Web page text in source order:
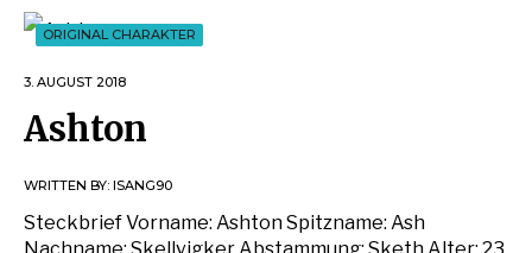
ORIGINAL CHARAKTER
3. AUGUST 2018
Ashton
WRITTEN BY: ISANG90
Steckbrief Vorname: Ashton Spitzname: Ash